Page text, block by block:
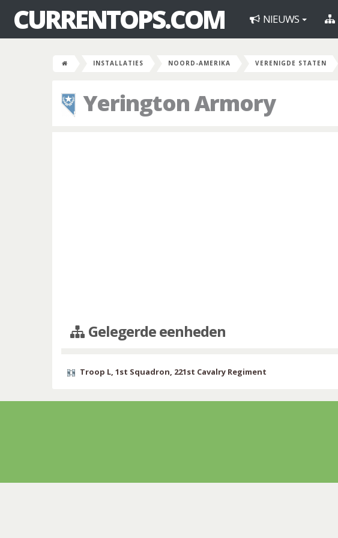
CURRENTOPS.COM NIEUWS
INSTALLATIES NOORD-AMERIKA VERENIGDE STATEN
Yerington Armory
Gelegerde eenheden
Troop L, 1st Squadron, 221st Cavalry Regiment